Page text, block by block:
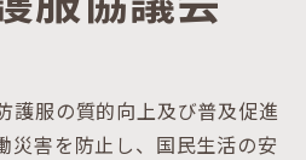
護服の質的向上及び普及促進
災害を防止し、国民生活の安